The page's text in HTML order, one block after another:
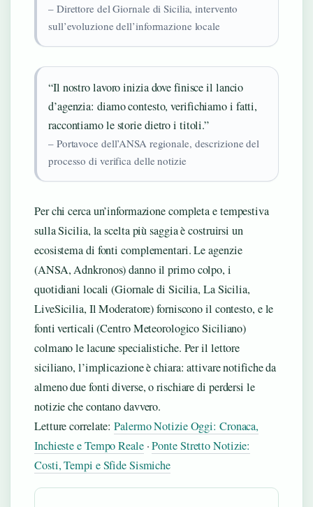
– Direttore del Giornale di Sicilia, intervento
sull’evoluzione dell’informazione locale
“Il nostro lavoro inizia dove finisce il lancio
d’agenzia: diamo contesto, verifichiamo i fatti,
raccontiamo le storie dietro i titoli.”
– Portavoce dell’ANSA regionale, descrizione del
processo di verifica delle notizie
Per chi cerca un’informazione completa e tempestiva
sulla Sicilia, la scelta più saggia è costruirsi un
ecosistema di fonti complementari. Le agenzie
(ANSA, Adnkronos) danno il primo colpo, i
quotidiani locali (Giornale di Sicilia, La Sicilia,
LiveSicilia, Il Moderatore) forniscono il contesto, e le
fonti verticali (Centro Meteorologico Siciliano)
colmano le lacune specialistiche. Per il lettore
siciliano, l’implicazione è chiara: attivare notifiche da
almeno due fonti diverse, o rischiare di perdersi le
notizie che contano davvero.
Letture correlate:Palermo Notizie Oggi: Cronaca,
Inchieste e Tempo Reale·Ponte Stretto Notizie:
Costi, Tempi e Sfide Sismiche